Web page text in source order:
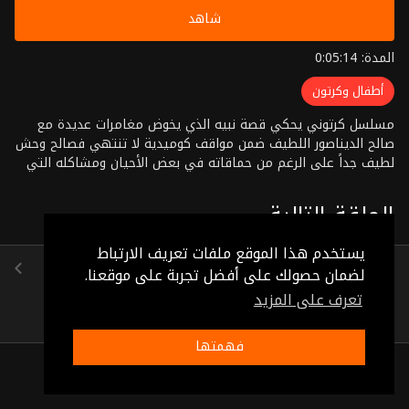
يستخدم هذا الموقع ملفات تعريف الارتباط
لضمان حصولك على أفضل تجربة على موقعنا.
تعرف على المزيد
فهمتها
شاهد
المدة: 0:05:14
أطفال وكرتون
مسلسل كرتوني يحكي قصة نبيه الذي يخوض مغامرات عديدة مع
صالح الديناصور اللطيف ضمن مواقف كوميدية لا تنتهي فصالح وحش
لطيف جداً على الرغم من حماقاته في بعض الأحيان ومشاكله التي
الحلقة التالية
الحلقة 39
(0:05:10)